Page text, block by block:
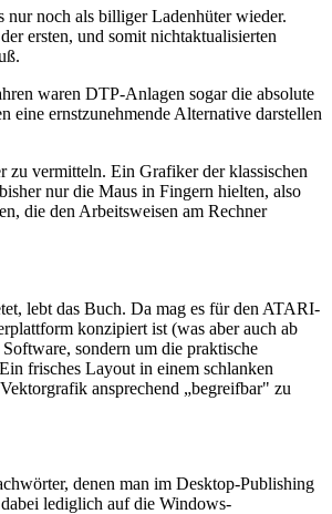
nur noch als billiger Ladenhüter wieder.
ersten, und somit nichtaktualisierten
waren DTP-Anlagen sogar die absolute
eine ernstzunehmende Alternative darstellen
zu vermitteln. Ein Grafiker der klassischen
nur die Maus in Fingern hielten, also
die den Arbeitsweisen am Rechner
lebt das Buch. Da mag es für den ATARI-
konzipiert ist (was aber auch ab
sondern um die praktische
frisches Layout in einem schlanken
ansprechend „begreifbar" zu
denen man im Desktop-Publishing
lediglich auf die Windows-